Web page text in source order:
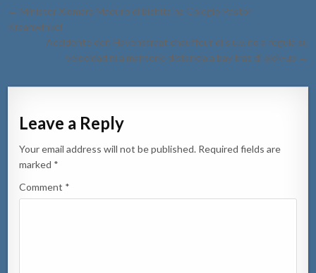
Post
navigation
← Minister Xiomara Maduro di bishita na Colegio Pastor
Kraanwinkel
Accidente den Havenstraat chauffeur di s.u.v. no a regula su
velocidad ni a mantene distancia a bay tras di pick-up →
Leave a Reply
Your email address will not be published. Required fields are
marked *
Comment *